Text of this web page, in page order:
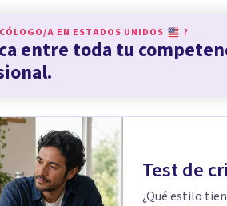
A EN ESTADOS UNIDOS ?
entre toda tu
Test de
¿Qué estilo